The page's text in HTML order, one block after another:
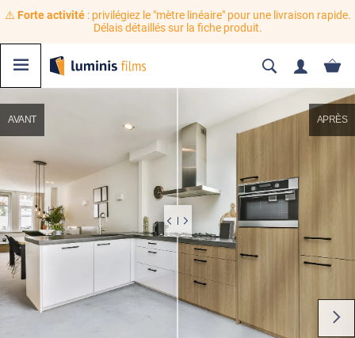
⚠️ Forte activité: privilégiez le "mètre linéaire" pour une livraison rapide.
Délais détaillés sur la fiche produit.
AVANT APRÈS